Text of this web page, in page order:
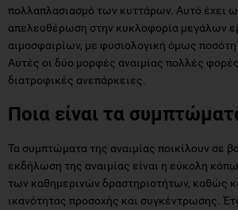
πολλαπλασιασμό των κυττάρων. Αυτό έχει
απελευθέρωση στην κυκλοφορία μεγάλων
αιμοσφαιρίων, με φυσιολογική όμως
Αυτές οι δύο μορφές αναιμίας πολλές
διατροφικές ανεπάρκειες.
Ποια είναι τα
Τα συμπτώματα της αναιμίας ποικίλουν σε
εκδήλωση της αναιμίας είναι η εύκολη
των καθημερινών δραστηριοτήτων, καθώς
ικανότητας προσοχής και συγκέντρωσης.